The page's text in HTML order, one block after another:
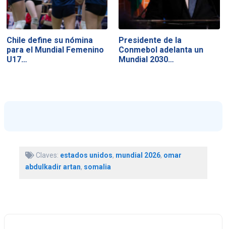
Chile define su nómina
para el Mundial Femenino
U17…
Presidente de la
Conmebol adelanta un
Mundial 2030…
Claves: estados unidos, mundial 2026, omar
abdulkadir artan, somalia